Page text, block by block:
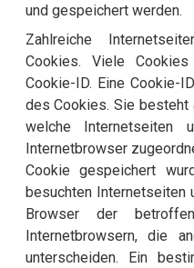
und gespeichert werden.
Zahlreiche
Cookies. Viele
Cookie-ID. Eine Cookie-
des Cookies. Sie besteht
welche Internetseiten
Internetbrowser
Cookie gespeichert
besuchten Internetseiten
Browser der
Internetbrowsern, die
unterscheiden. Ein